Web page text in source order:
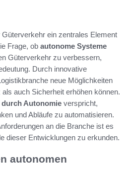
ein zentrales Element
Frage, ob autonome Systeme
Güterverkehr zu verbessern,
Durch innovative
neue Möglichkeiten
auch Sicherheit erhöhen können.
Autonomie verspricht,
und Abläufe zu automatisieren.
an die Branche ist es
dieser Entwicklungen zu erkunden.
autonomen